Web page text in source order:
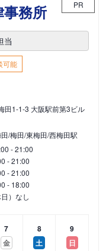
務所 PR
当
可能
田1-1-3 大阪駅前第3ビル
/梅田/東梅田/西梅田駅
- 21:00
- 21:00
- 21:00
- 18:00
日）なし
7
金
8
土
9
日